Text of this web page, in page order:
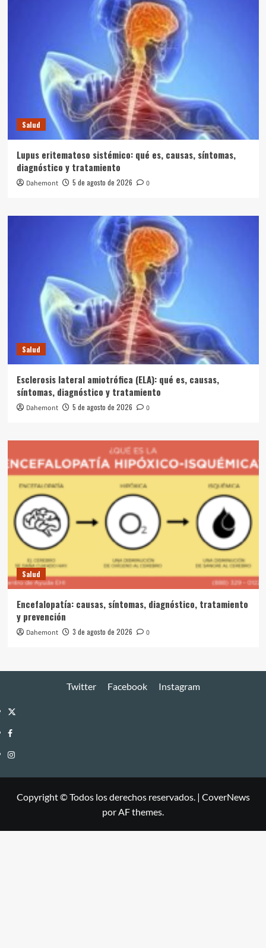
Salud
Lupus eritematoso sistémico: qué es, causas, síntomas,
diagnóstico y tratamiento
Dahemont 5 de agosto de 2026 0
Salud
Esclerosis lateral amiotrófica (ELA): qué es, causas,
síntomas, diagnóstico y tratamiento
Dahemont 5 de agosto de 2026 0
Salud
Encefalopatía: causas, síntomas, diagnóstico, tratamiento
y prevención
Dahemont 3 de agosto de 2026 0
Twitter Facebook Instagram
Twitter
Facebook
Instagram
Copyright © Todos los derechos reservados. | CoverNews
por AF themes.